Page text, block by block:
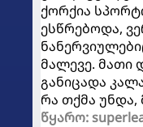
ქორქია
ესწრებოდა,
მალევე. მათი
განიცადა
რა თქმა უნდა,
წყარო: